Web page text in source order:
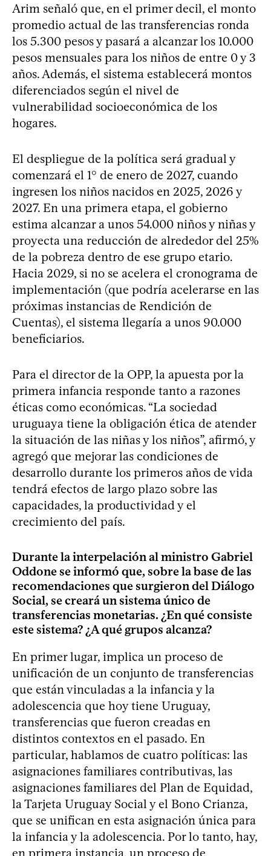
Arim señaló que, en el primer decil, el monto
promedio actual de las transferencias ronda
los 5.300 pesos y pasará a alcanzar los 10.000
pesos mensuales para los niños de entre 0 y 3
años. Además, el sistema establecerá montos
diferenciados según el nivel de
vulnerabilidad socioeconómica de los
hogares.
El despliegue de la política será gradual y
comenzará el 1° de enero de 2027, cuando
ingresen los niños nacidos en 2025, 2026 y
2027. En una primera etapa, el gobierno
estima alcanzar a unos 54.000 niños y niñas y
proyecta una reducción de alrededor del 25%
de la pobreza dentro de ese grupo etario.
Hacia 2029, si no se acelera el cronograma de
implementación (que podría acelerarse en las
próximas instancias de Rendición de
Cuentas), el sistema llegaría a unos 90.000
beneficiarios.
Para el director de la OPP, la apuesta por la
primera infancia responde tanto a razones
éticas como económicas. “La sociedad
uruguaya tiene la obligación ética de atender
la situación de las niñas y los niños”, afirmó, y
agregó que mejorar las condiciones de
desarrollo durante los primeros años de vida
tendrá efectos de largo plazo sobre las
capacidades, la productividad y el
crecimiento del país.
Durante la interpelación al ministro Gabriel
Oddone se informó que, sobre la base de las
recomendaciones que surgieron del Diálogo
Social, se creará un sistema único de
transferencias monetarias. ¿En qué consiste
este sistema? ¿A qué grupos alcanza?
En primer lugar, implica un proceso de
unificación de un conjunto de transferencias
que están vinculadas a la infancia y la
adolescencia que hoy tiene Uruguay,
transferencias que fueron creadas en
distintos contextos en el pasado. En
particular, hablamos de cuatro políticas: las
asignaciones familiares contributivas, las
asignaciones familiares del Plan de Equidad,
la Tarjeta Uruguay Social y el Bono Crianza,
que se unifican en esta asignación única para
la infancia y la adolescencia. Por lo tanto, hay,
en primera instancia, un proceso de